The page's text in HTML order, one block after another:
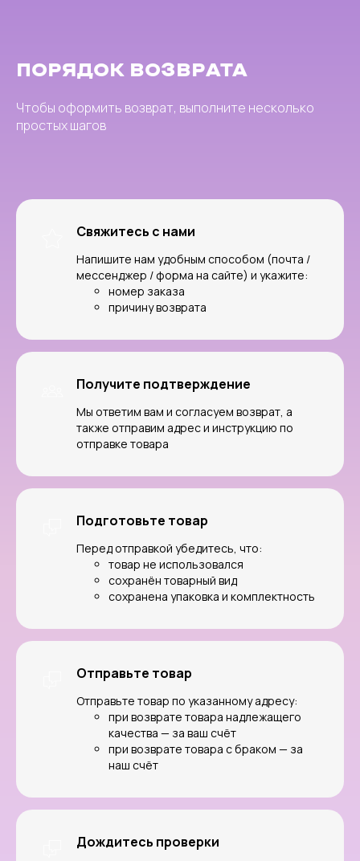
ПОРЯДОК ВОЗВРАТА
Чтобы оформить возврат, выполните несколько
простых шагов
Свяжитесь с нами
Напишите нам удобным способом (почта /
мессенджер / форма на сайте) и укажите:
номер заказа
причину возврата
Получите подтверждение
Мы ответим вам и согласуем возврат, а
также отправим адрес и инструкцию по
отправке товара
Подготовьте товар
Перед отправкой убедитесь, что:
товар не использовался
сохранён товарный вид
сохранена упаковка и комплектность
Отправьте товар
Отправьте товар по указанному адресу:
при возврате товара надлежащего
качества — за ваш счёт
при возврате товара с браком — за
наш счёт
Дождитесь проверки
Интернет-магазин, который
делаетпокупки простыми,
понятными и приятными.